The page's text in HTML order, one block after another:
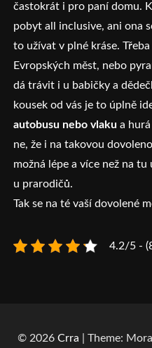
častokrát i pro paní domu.
pobyt all inclusive, ani ona
to užívat v plné kráse.
Evropských měst, nebo
dá trávit i u babičky a
kousek od vás je to úplně
autobusu nebo vlaku a
ne, že i na takovou
možná lépe a více než na
u prarodičů.
Tak se na té vaší dovolené
4.2/5 -
© 2026 Crra | Theme: